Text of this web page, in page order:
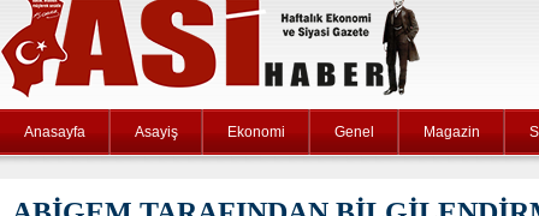
Anasayfa Asayiş Ekonomi Genel Magazin